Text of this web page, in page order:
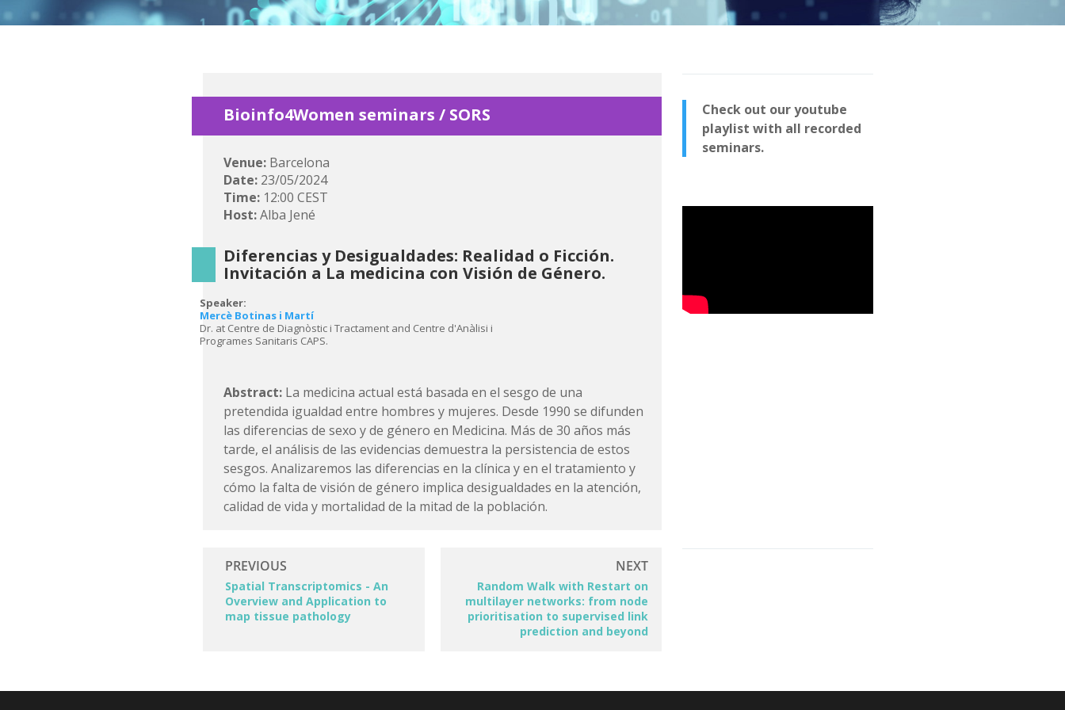
Abstract: La medicina actual está basada en el sesgo de una
pretendida igualdad entre hombres y mujeres. Desde 1990 se difunden
las diferencias de sexo y de género en Medicina. Más de 30 años más
tarde, el análisis de las evidencias demuestra la persistencia de estos
sesgos. Analizaremos las diferencias en la clínica y en el tratamiento y
cómo la falta de visión de género implica desigualdades en la atención,
calidad de vida y mortalidad de la mitad de la población.
Bioinfo4Women seminars / SORS
Venue: Barcelona
Date: 23/05/2024
Time: 12:00 CEST
Host:Alba Jené
Diferencias y Desigualdades: Realidad o Ficción.
Invitación a La medicina con Visión de Género.
Speaker:
Mercè Botinas i Martí
Dr. at Centre de Diagnòstic i Tractament and Centre d'Anàlisi i
Programes Sanitaris CAPS.
Check out our youtube
playlist with all recorded
seminars.
Spatial Transcriptomics - An
Overview and Application to
map tissue pathology
Random Walk with Restart on
multilayer networks: from node
prioritisation to supervised link
prediction and beyond